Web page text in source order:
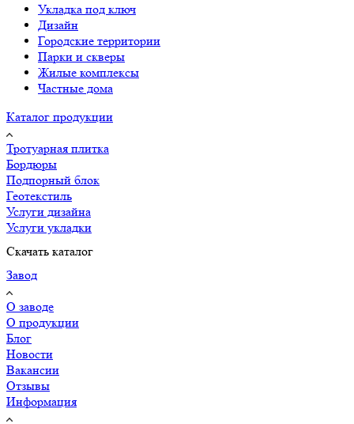
Укладка под ключ
Дизайн
Городские территории
Парки и скверы
Жилые комплексы
Частные дома
Каталог продукции
Тротуарная плитка
Бордюры
Подпорный блок
Геотекстиль
Услуги дизайна
Услуги укладки
Скачать каталог
Завод
О заводе
О продукции
Блог
Новости
Вакансии
Отзывы
Информация